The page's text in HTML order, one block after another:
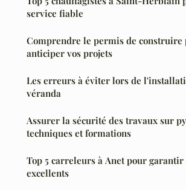
service fiable
Comprendre le permis de construire
anticiper vos projets
Les erreurs à éviter lors de
véranda
Assurer la sécurité des travaux sur
techniques et formations
Top 5 carreleurs à Anet pour
excellents